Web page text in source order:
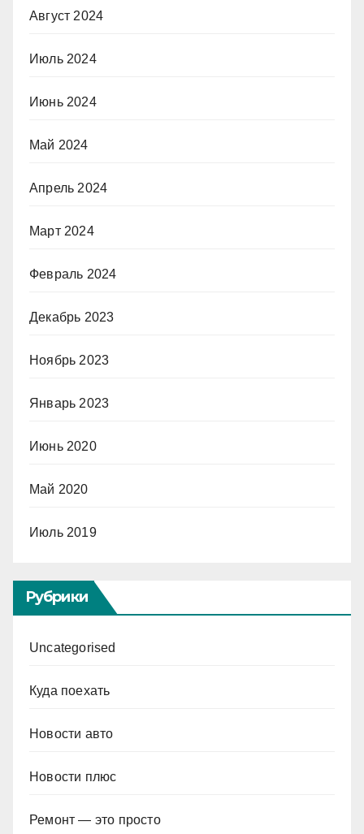
Август 2024
Июль 2024
Июнь 2024
Май 2024
Апрель 2024
Март 2024
Февраль 2024
Декабрь 2023
Ноябрь 2023
Январь 2023
Июнь 2020
Май 2020
Июль 2019
Рубрики
Uncategorised
Куда поехать
Новости авто
Новости плюс
Ремонт — это просто